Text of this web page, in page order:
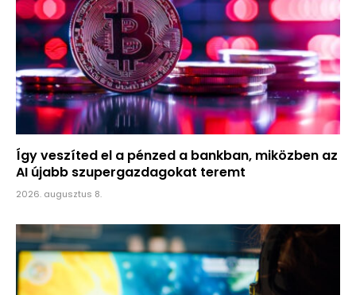
Így veszíted el a pénzed a bankban, miközben az
AI újabb szupergazdagokat teremt
2026. augusztus 8.